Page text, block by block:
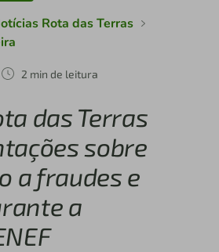
Rota das Terras
2 min de leitura
das Terras
sobre
a fraudes e
a